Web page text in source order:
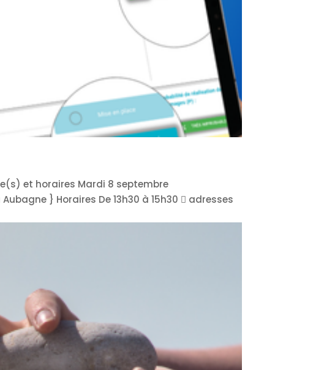
et horaires Mardi 8 septembre
} Horaires De 13h30 à 15h30  adresses